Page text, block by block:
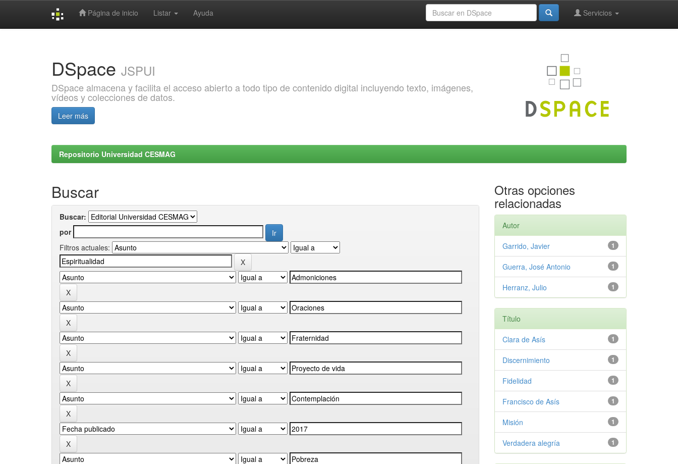
Página de inicio Listar Ayuda Servicios
DSpace JSPUI
DSpace almacena y facilita el acceso abierto a todo tipo de contenido digital incluyendo texto, imágenes,
vídeos y colecciones de datos.
Leer más
Repositorio Universidad CESMAG
Buscar
Buscar:
por
Filtros actuales:
Otras opciones
relacionadas
Autor
1
Garrido, Javier
1
Guerra, José Antonio
1
Herranz, Julio
Título
1
Clara de Asís
1
Discernimiento
1
Fidelidad
1
Francisco de Asís
1
Misión
1
Verdadera alegría